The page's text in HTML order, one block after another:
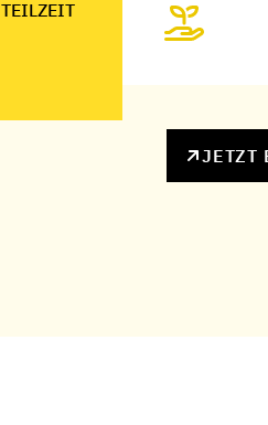
JETZT